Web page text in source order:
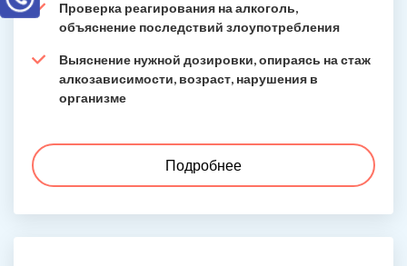
Проверка реагирования на алкоголь,
объяснение последствий злоупотребления
Выяснение нужной дозировки, опираясь на стаж
алкозависимости, возраст, нарушения в
организме
Подробнее